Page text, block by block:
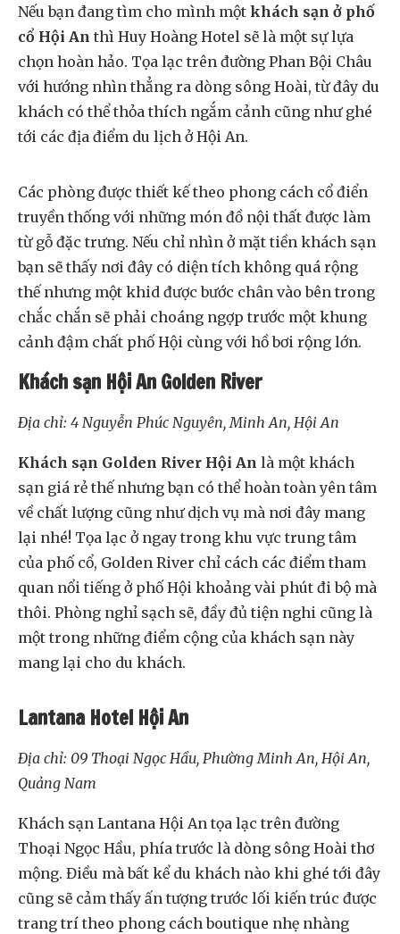
Nếu bạn đang tìm cho mình một khách sạn ở phố
cổ Hội An thì Huy Hoàng Hotel sẽ là một sự lựa
chọn hoàn hảo. Tọa lạc trên đường Phan Bội Châu
với hướng nhìn thẳng ra dòng sông Hoài, từ đây du
khách có thể thỏa thích ngắm cảnh cũng như ghé
tới các địa điểm du lịch ở Hội An.
Các phòng được thiết kế theo phong cách cổ điển
truyền thống với những món đồ nội thất được làm
từ gỗ đặc trưng. Nếu chỉ nhìn ở mặt tiền khách sạn
bạn sẽ thấy nơi đây có diện tích không quá rộng
thế nhưng một khid được bước chân vào bên trong
chắc chắn sẽ phải choáng ngợp trước một khung
cảnh đậm chất phố Hội cùng với hồ bơi rộng lớn.
Khách sạn Hội An Golden River
Địa chỉ: 4 Nguyễn Phúc Nguyên, Minh An, Hội An
Khách sạn Golden River Hội An là một khách
sạn giá rẻ thế nhưng bạn có thể hoàn toàn yên tâm
về chất lượng cũng như dịch vụ mà nơi đây mang
lại nhé! Tọa lạc ở ngay trong khu vực trung tâm
của phố cổ, Golden River chỉ cách các điểm tham
quan nổi tiếng ở phố Hội khoảng vài phút đi bộ mà
thôi. Phòng nghỉ sạch sẽ, đầy đủ tiện nghi cũng là
một trong những điểm cộng của khách sạn này
mang lại cho du khách.
Lantana Hotel Hội An
Địa chỉ: 09 Thoại Ngọc Hầu, Phường Minh An, Hội An,
Quảng Nam
Khách sạn Lantana Hội An tọa lạc trên đường
Thoại Ngọc Hầu, phía trước là dòng sông Hoài thơ
mộng. Điều mà bất kể du khách nào khi ghé tới đây
cũng sẽ cảm thấy ấn tượng trước lối kiến trúc được
trang trí theo phong cách boutique nhẹ nhàng